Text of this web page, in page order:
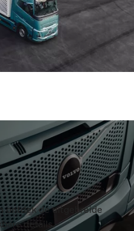
ontdek de uitgebreide
details.